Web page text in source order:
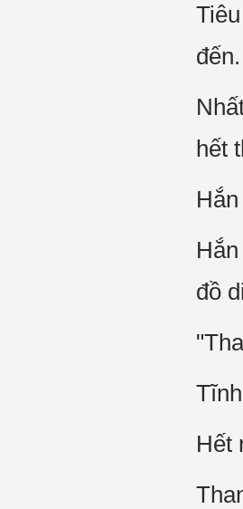
đến.
hết
đồ
Hết